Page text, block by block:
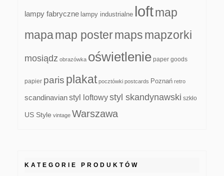
lampy fabryczne lampy industrialne loftmap
mapamap postermapsmapzorki
mosiądz obrazówka oświetlenie paper goods
papier paris plakat pocztówki postcards Poznań retro
scandinavianstyl loftowystyl skandynawski szkło
US Style vintage Warszawa
KATEGORIE PRODUKTÓW